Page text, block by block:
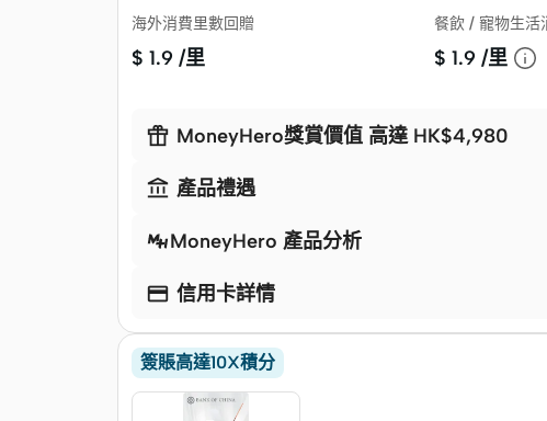
海外消費里數回贈
$ 1.9 /里
餐飲 / 寵物生活
$ 1.9 /里
 MoneyHero獎賞價值 高達 HK$4,980
 產品禮遇
MoneyHero 產品分析
 信用卡詳情
簽賬高達10X積分